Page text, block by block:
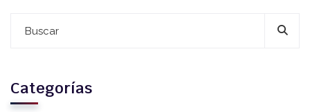
Categorías